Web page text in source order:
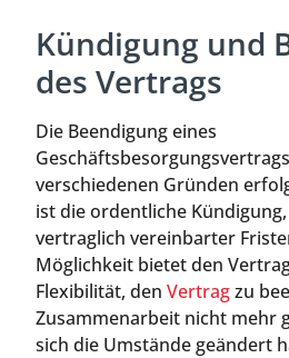
Kündigung und
des Vertrags
Die Beendigung eines
verschiedenen Gründen
ist die ordentliche
vertraglich vereinbarter
Möglichkeit bietet den
Flexibilität, den Vertragzu
Zusammenarbeit nicht mehr
sich die Umstände geändert